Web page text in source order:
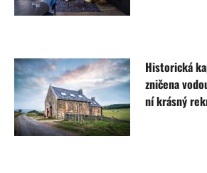
Historická
zničena
ní krásný